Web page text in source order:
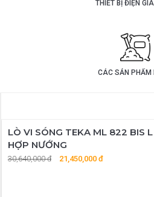
THIẾT BỊ ĐIỆN
CÁC SẢN PHẨM
LÒ VI SÓNG TEKA ML 822 BIS
HỢP NƯỚNG
30,640,000 đ 21,450,000 đ